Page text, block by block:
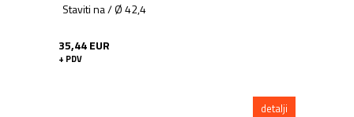
Staviti na / Ø 42,4
35,44 EUR
+ PDV
detalji